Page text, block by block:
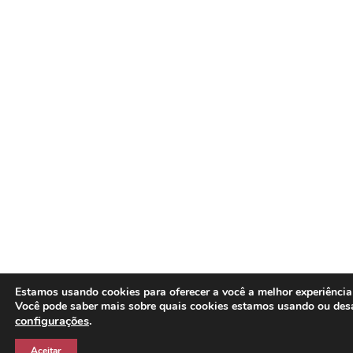
Estamos usando cookies para oferecer a você a melhor
Você pode saber mais sobre quais cookies estamos usando ou
configurações.